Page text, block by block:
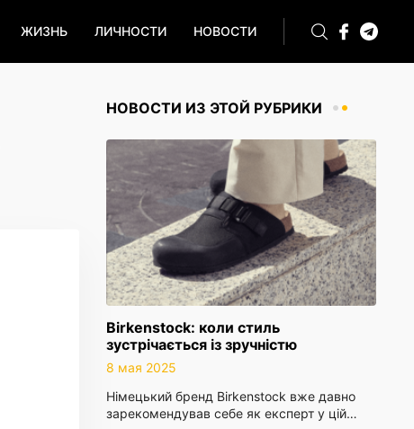
ЖИЗНЬ ЛИЧНОСТИ НОВОСТИ
НОВОСТИ ИЗ ЭТОЙ РУБРИКИ
Birkenstock: коли стиль
зустрічається із зручністю
8 мая 2025
Німецький бренд Birkenstock вже давно
зарекомендував себе як експерт у цій…